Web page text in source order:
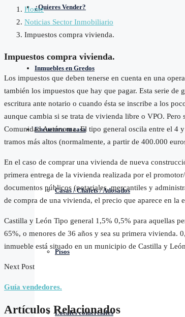
¿Quieres Vender?
Inmuebles en Gredos
Encuentra tu casa
Casas / Chalets / Adosados
Pisos
Locales comerciales
Home
Noticias Sector Inmobiliario
Impuestos compra vivienda.
Impuestos compra vivienda.
Los impuestos que deben tenerse en cuenta en una
también los impuestos que hay que pagar. Esta serie
escritura ante notario o cuando ésta se inscribe a los
aunque cambia si se trata de vivienda libre o VPO.
Comunidad Autónoma. El tipo general oscila entre el 4
tramos más altos (normalmente, a partir de 400.000
En el caso de comprar una vivienda de nueva
primera entrega de la vivienda realizada por el
documentos públicos (notariales, mercantiles y
de compra de una vivienda, el precio que aparece en
Castilla y León Tipo general 1,5% 0,5% para aquellas
65%, o menores de 36 años y sea su primera vivienda.
inmueble está situado en un municipio de Castilla y
Next Post
Guía vendedores.
Artículos Relacionados